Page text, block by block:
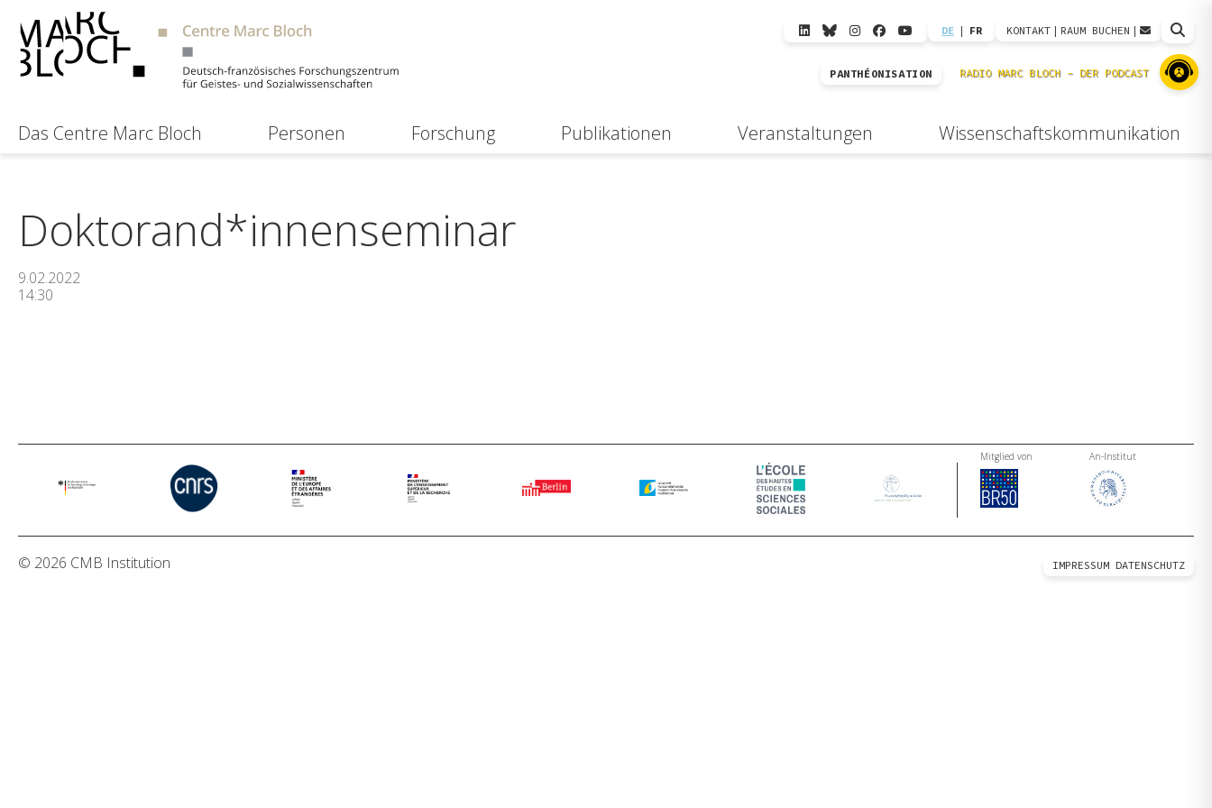
DE | FR KONTAKT | RAUM BUCHEN |
PANTHÉONISATION
Das Centre Marc Bloch Personen Forschung Publikationen Veranstaltungen Wissenschaftskommunikation
Doktorand*innenseminar
9.02.2022
14:30
Mitglied von An-Institut
© 2026 CMB Institution IMPRESSUM DATENSCHUTZ